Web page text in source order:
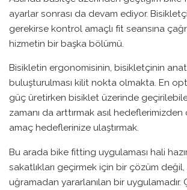
ayarlar sonrası da devam ediyor.
gerekirse kontrol amaçlı fit seansına
hizmetin bir başka bölümü.
Bisikletin ergonomisinin, bisikletçinin
buluşturulması kilit nokta olmakta. En
güç üretirken bisiklet üzerinde
zamanı da arttırmak asıl
amaç hedeflerinize ulaştırmak.
Bu arada bike fitting uygulaması hali
sakatlıkları geçirmek için bir çözüm
uğramadan yararlanılan bir uygulamadır.